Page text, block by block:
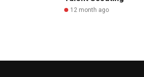
12 month ago